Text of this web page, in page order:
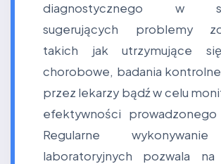
diagnostycznego w
sugerujących problemy
takich jak utrzymujące
chorobowe, badania
przez lekarzy bądź w celu
efektywności prowadzonego
Regularne
laboratoryjnych pozwala na